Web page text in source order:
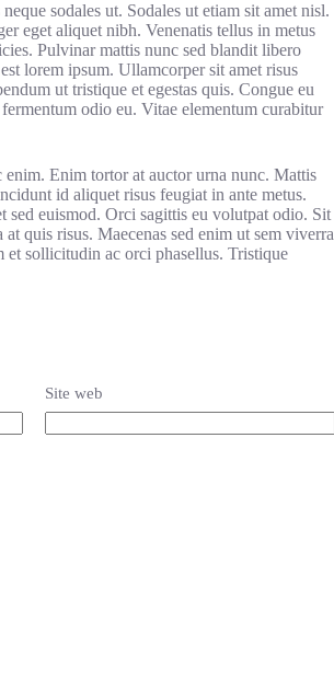
sodales ut. Sodales ut etiam sit amet nisl.
eget aliquet nibh. Venenatis tellus in metus
Pulvinar mattis nunc sed blandit libero
lorem ipsum. Ullamcorper sit amet risus
ut tristique et egestas quis. Congue eu
odio eu. Vitae elementum curabitur
Enim tortor at auctor urna nunc. Mattis
id aliquet risus feugiat in ante metus.
sed euismod. Orci sagittis eu volutpat odio. Sit
quis risus. Maecenas sed enim ut sem viverra
et sollicitudin ac orci phasellus. Tristique
Site web